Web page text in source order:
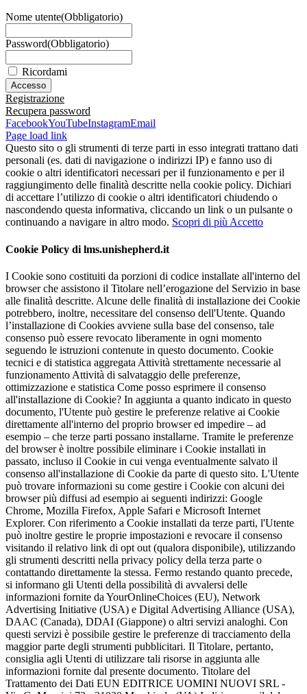
Nome utente(Obbligatorio)
Password(Obbligatorio)
Ricordami
Registrazione
Recupera password
FacebookYouTubeInstagramEmail
Page load link
Questo sito o gli strumenti di terze parti in esso integrati trattano dati
personali (es. dati di navigazione o indirizzi IP) e fanno uso di
cookie o altri identificatori necessari per il funzionamento e per il
raggiungimento delle finalità descritte nella cookie policy. Dichiari
di accettare l’utilizzo di cookie o altri identificatori chiudendo o
nascondendo questa informativa, cliccando un link o un pulsante o
continuando a navigare in altro modo. Scopri di piùAccetto
Cookie Policy di lms.unishepherd.it
I Cookie sono costituiti da porzioni di codice installate all'interno del
browser che assistono il Titolare nell’erogazione del Servizio in base
alle finalità descritte. Alcune delle finalità di installazione dei Cookie
potrebbero, inoltre, necessitare del consenso dell'Utente. Quando
l’installazione di Cookies avviene sulla base del consenso, tale
consenso può essere revocato liberamente in ogni momento
seguendo le istruzioni contenute in questo documento. Cookie
tecnici e di statistica aggregata Attività strettamente necessarie al
funzionamento Attività di salvataggio delle preferenze,
ottimizzazione e statistica Come posso esprimere il consenso
all'installazione di Cookie? In aggiunta a quanto indicato in questo
documento, l'Utente può gestire le preferenze relative ai Cookie
direttamente all'interno del proprio browser ed impedire – ad
esempio – che terze parti possano installarne. Tramite le preferenze
del browser è inoltre possibile eliminare i Cookie installati in
passato, incluso il Cookie in cui venga eventualmente salvato il
consenso all'installazione di Cookie da parte di questo sito. L'Utente
può trovare informazioni su come gestire i Cookie con alcuni dei
browser più diffusi ad esempio ai seguenti indirizzi: Google
Chrome, Mozilla Firefox, Apple Safari e Microsoft Internet
Explorer. Con riferimento a Cookie installati da terze parti, l'Utente
può inoltre gestire le proprie impostazioni e revocare il consenso
visitando il relativo link di opt out (qualora disponibile), utilizzando
gli strumenti descritti nella privacy policy della terza parte o
contattando direttamente la stessa. Fermo restando quanto precede,
si informano gli Utenti della possibilità di avvalersi delle
informazioni fornite da YourOnlineChoices (EU), Network
Advertising Initiative (USA) e Digital Advertising Alliance (USA),
DAAC (Canada), DDAI (Giappone) o altri servizi analoghi. Con
questi servizi è possibile gestire le preferenze di tracciamento della
maggior parte degli strumenti pubblicitari. Il Titolare, pertanto,
consiglia agli Utenti di utilizzare tali risorse in aggiunta alle
informazioni fornite dal presente documento. Titolare del
Trattamento dei Dati EUN EDITRICE UOMINI NUOVI SRL -